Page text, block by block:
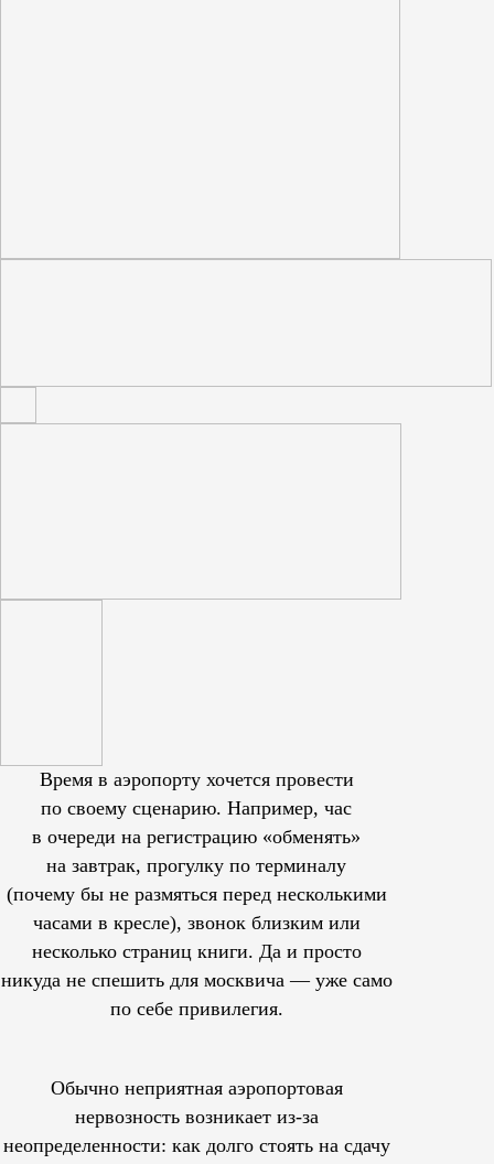
Время в аэропорту хочется провести
по своему сценарию. Например, час
в очереди на регистрацию «обменять»
на завтрак, прогулку по терминалу
(почему бы не размяться перед несколькими
часами в кресле), звонок близким или
несколько страниц книги. Да и просто
никуда не спешить для москвича — уже само
по себе привилегия.
Обычно неприятная аэропортовая
нервозность возникает из-за
неопределенности: как долго стоять на сдачу